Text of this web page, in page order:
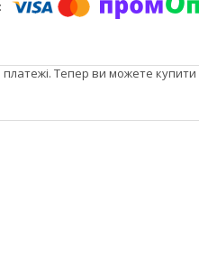
платежі. Тепер ви можете